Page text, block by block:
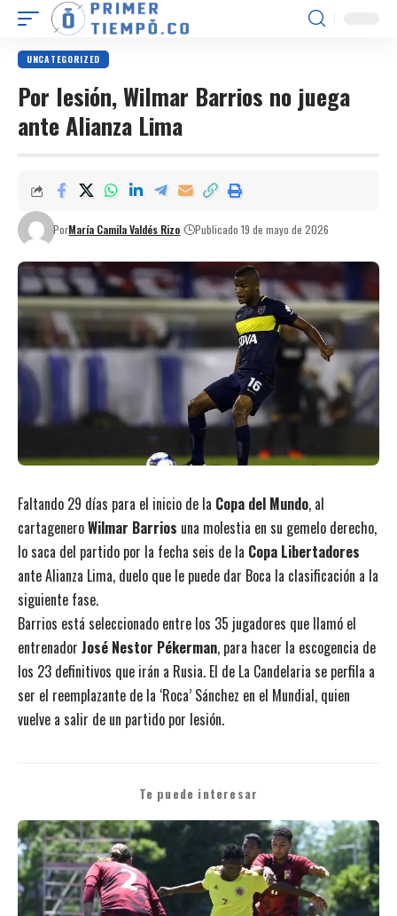
UNCATEGORIZED
Por lesión, Wilmar Barrios no juega
ante Alianza Lima
PorMaría Camila Valdés Rizo Publicado 19 de mayo de 2026
Faltando 29 días para el inicio de la Copa del Mundo, al
cartageneroWilmar Barrios una molestia en su gemelo derecho,
lo saca del partido por la fecha seis de la Copa Libertadores
ante Alianza Lima, duelo que le puede dar Boca la clasificación a la
siguiente fase.
Barrios está seleccionado entre los 35 jugadores que llamó el
entrenador José Nestor Pékerman, para hacer la escogencia de
los 23 definitivos que irán a Rusia. El de La Candelaria se perfila a
ser el reemplazante de la ‘Roca’ Sánchez en el Mundial, quien
vuelve a salir de un partido por lesión.
Te puede interesar